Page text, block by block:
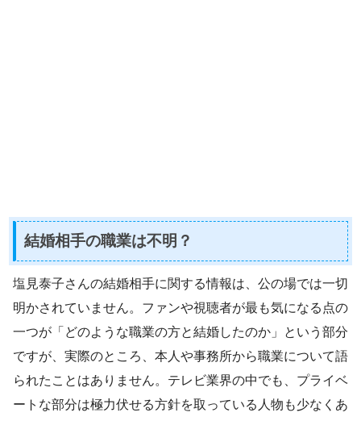
結婚相手の職業は不明？
塩見泰子さんの結婚相手に関する情報は、公の場では一切
明かされていません。ファンや視聴者が最も気になる点の
一つが「どのような職業の方と結婚したのか」という部分
ですが、実際のところ、本人や事務所から職業について語
られたことはありません。テレビ業界の中でも、プライベ
ートな部分は極力伏せる方針を取っている人物も少なくあ